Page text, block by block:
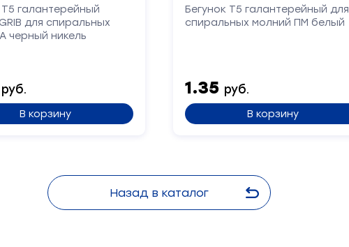
Т5 галантерейный
для спиральных
черный никель
руб.
В корзину
Бегунок Т5 галантерейный для
спиральных молний ПМ белый
1.35 руб.
В корзину
Назад в каталог
Сообщение